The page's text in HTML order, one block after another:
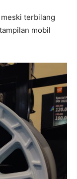
terbilang
mobil